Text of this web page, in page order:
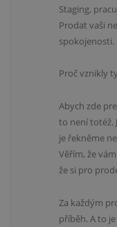
Staging,
Prodat vaši
spokojenosti.
Proč vznikly
Abych zde
to není totéž.
je řekněme
Věřím, že
že si pro
Za každým
příběh. A to